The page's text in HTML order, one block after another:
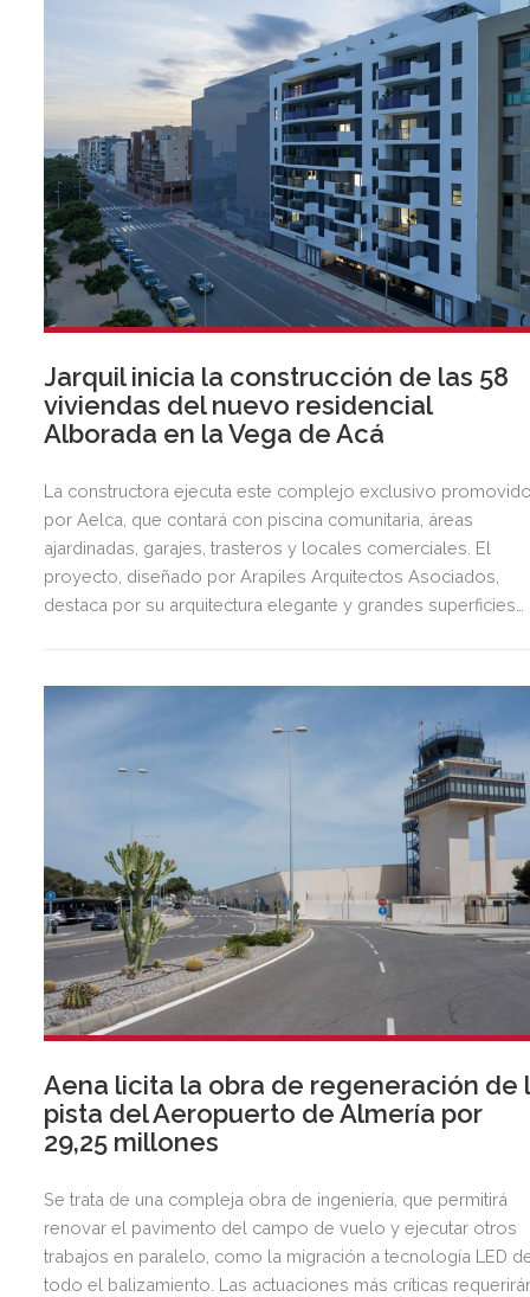
Jarquil inicia la construcción de las 58
viviendas del nuevo residencial
Alborada en la Vega de Acá
La constructora ejecuta este complejo exclusivo
por Aelca, que contará con piscina comunitaria, áreas
ajardinadas, garajes, trasteros y locales comerciales. El
proyecto, diseñado por Arapiles Arquitectos Asociados,
destaca por su arquitectura elegante y grandes superficies
Aena licita la obra de regeneración de
pista del Aeropuerto de Almería por
29,25 millones
Se trata de una compleja obra de ingeniería, que permitirá
renovar el pavimento del campo de vuelo y ejecutar otros
trabajos en paralelo, como la migración a tecnología LED
todo el balizamiento. Las actuaciones más críticas